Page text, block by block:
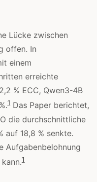
Lücke zwischen
offen. In
einem
erreichte
% ECC, Qwen3-4B
1 Das Paper berichtet,
die durchschnittliche
auf 18,8 % senkte.
Aufgabenbelohnung
1